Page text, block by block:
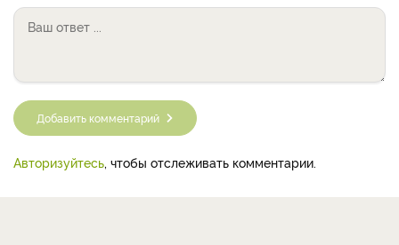
Добавить комментарий
Авторизуйтесь , чтобы отслеживать комментарии.